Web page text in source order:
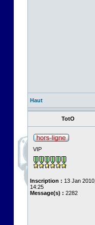
Haut
TotO
VIP
Inscription : 13 Jan 2010,
14:25
Message(s) : 2282